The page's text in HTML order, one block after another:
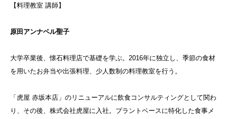
【料理教室 講師】
原田アンナベル聖子
大学卒業後、懐石料理店で基礎を学ぶ。2016年に独立し、季節の食材
を用いたお弁当や出張料理、少人数制の料理教室を行う。
「虎屋 赤坂本店」のリニューアルに飲食コンサルティングとして関わ
り、その後、株式会社虎屋に入社。プラントベースに特化した食事メ